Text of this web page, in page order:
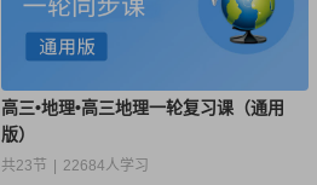
高三•地理•高三地理一轮复习课（通用
版）
共23节 22684人学习